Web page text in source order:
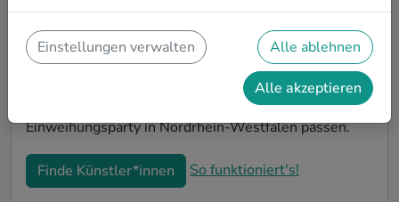
in Nordrhein-Westfalen kannst Du Dir sicher sein,
dass Deine Wohnung im richtigen Glanz erstrahlt. Auf
SofaConcerts findest Du professionelle und
authentische Live-Acts, die perfekt auf Deine
Einweihungsparty in Nordrhein-Westfalen passen.
Finde Künstler*innen So funktioniert's!
Einstellungen verwalten Alle ablehnen
Alle akzeptieren